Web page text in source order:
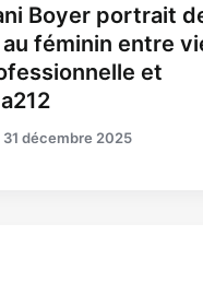
Boyer portrait
au féminin entre
et
31 décembre 2025